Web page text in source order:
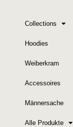
Collections
Hoodies
Weiberkram
Accessoires
Männersache
Alle Produkte